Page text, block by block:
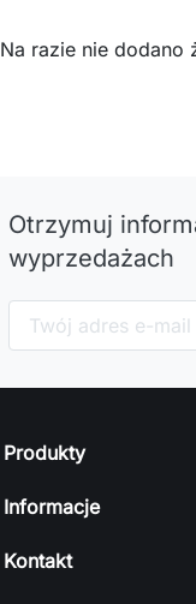
Na razie nie dodano
Otrzymuj
wyprzedażach
Produkty
Informacje
Kontakt